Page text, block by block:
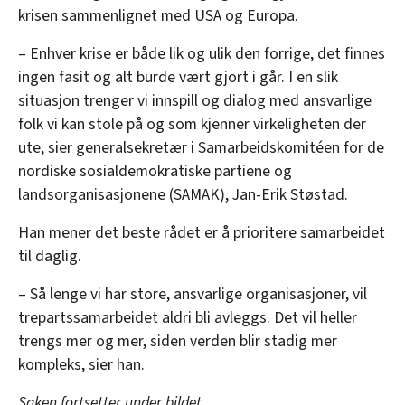
krisen sammenlignet med USA og Europa.
– Enhver krise er både lik og ulik den forrige, det finnes
ingen fasit og alt burde vært gjort i går. I en slik
situasjon trenger vi innspill og dialog med ansvarlige
folk vi kan stole på og som kjenner virkeligheten der
ute, sier generalsekretær i Samarbeidskomitéen for de
nordiske sosialdemokratiske partiene og
landsorganisasjonene (SAMAK), Jan-Erik Støstad.
Han mener det beste rådet er å prioritere samarbeidet
til daglig.
– Så lenge vi har store, ansvarlige organisasjoner, vil
trepartssamarbeidet aldri bli avleggs. Det vil heller
trengs mer og mer, siden verden blir stadig mer
kompleks, sier han.